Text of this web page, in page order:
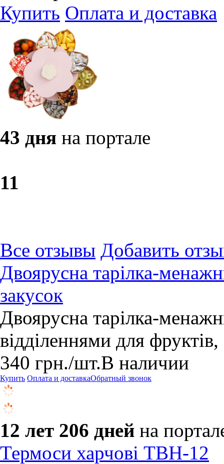
Купить Оплата и доставка
43 дня на портале
11
Все отзывы Добавить
Двоярусна тарілка-
закусок
Двоярусна тарілка-
відділеннями для фруктів,
340 грн./шт.В наличии
Купить Оплата и доставкаОбратный звонок
12 лет 206 дней на
Термоси харчові ТВН-12